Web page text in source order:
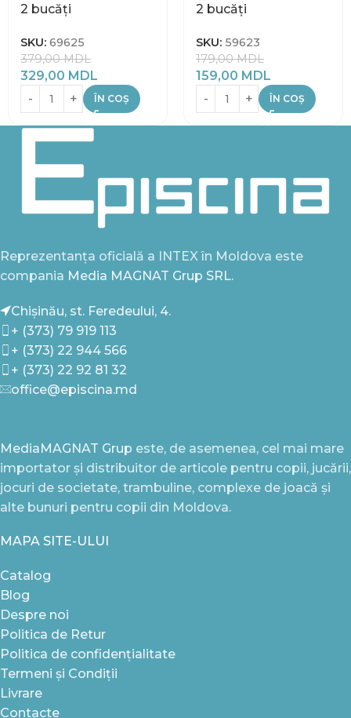
2 bucăți
SKU: 69625
379,00MDL
329,00 MDL
ÎN COȘ
2 bucăți
SKU: 59623
179,00MDL
159,00 MDL
ÎN COȘ
Reprezentanța oficială a INTEX în Moldova este
compania Media MAGNAT Grup SRL.
Chișinău, st. Feredeului, 4.
+ (373) 79 919 113
+ (373) 22 944 566
+ (373) 22 92 81 32
office@episcina.md
MediaMAGNAT Grup este, de asemenea, cel mai mare
importator și distribuitor de articole pentru copii, jucării,
jocuri de societate, trambuline, complexe de joacă și
alte bunuri pentru copii din Moldova.
MAPA SITE-ULUI
Catalog
Blog
Despre noi
Politica de Retur
Politica de confidențialitate
Termeni și Condiții
Livrare
Contacte